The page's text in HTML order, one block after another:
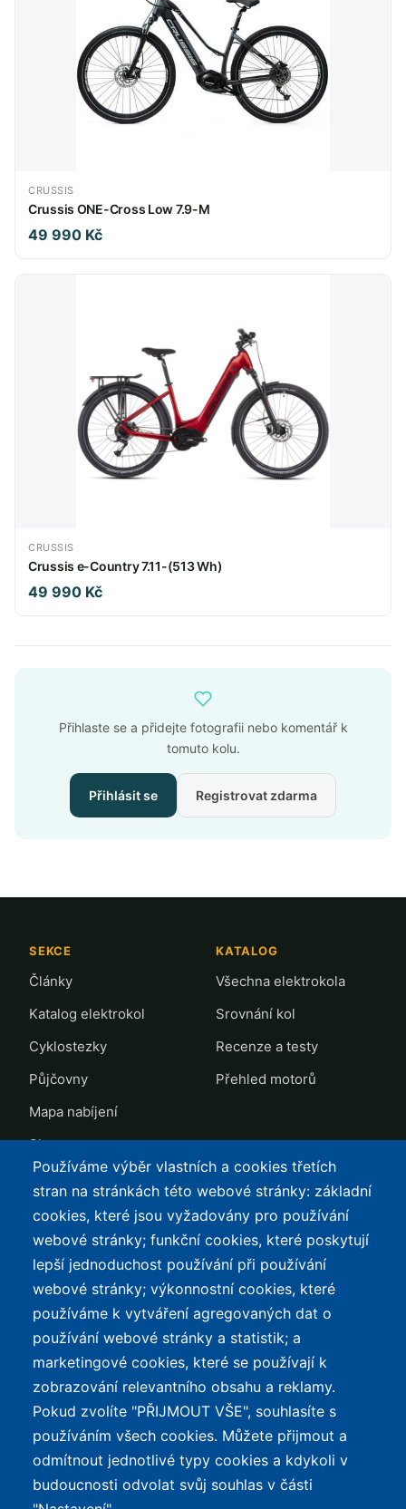
CRUSSIS
Crussis ONE-Cross Low 7.9-M
49 990 Kč
CRUSSIS
Crussis e-Country 7.11-(513 Wh)
49 990 Kč
Přihlaste se a přidejte fotografii nebo komentář k
tomuto kolu.
Přihlásit se Registrovat zdarma
SEKCE
Články
Katalog elektrokol
Cyklostezky
Půjčovny
Mapa nabíjení
Slevy
KATALOG
Všechna elektrokola
Srovnání kol
Recenze a testy
Přehled motorů
TOP LISTY Z DAT
Přehled top listů
Nejlehčí elektrokola
Největší dojezd
Nejlevnější s Bosch CX
Největší poklesy cen
Nejlepší poměr
cena/výkon
SERVIS
Kontakt
Podmínky užívání a
ochrana osobních údajů
e-Biker Point
Mapa stránek
O WEBU
Průvodce světem
elektrokol — recenze,
Používáme výběr vlastních a cookies třetích
stran na stránkách této webové stránky: základní
cookies, které jsou vyžadovány pro používání
webové stránky; funkční cookies, které poskytují
lepší jednoduchost používání při používání
webové stránky; výkonnostní cookies, které
používáme k vytváření agregovaných dat o
používání webové stránky a statistik; a
marketingové cookies, které se používají k
zobrazování relevantního obsahu a reklamy.
Pokud zvolíte "PŘIJMOUT VŠE", souhlasíte s
používáním všech cookies. Můžete přijmout a
odmítnout jednotlivé typy cookies a kdykoli v
budoucnosti odvolat svůj souhlas v části
REKLAMA